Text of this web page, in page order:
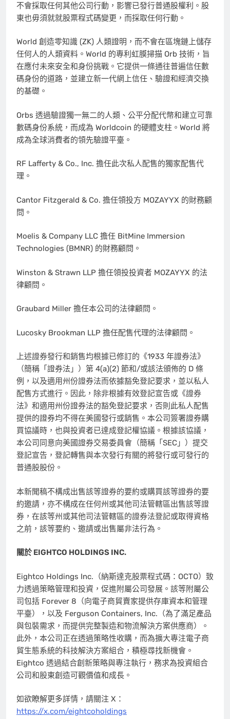
不會採取任何其他公司行動，影響已發行普通股權利。股
東也毋須就就股票程式碼變更，而採取任何行動。
World 創造零知識 (ZK) 人類證明，而不會在區塊鏈上儲存
任何人的人類資料。World 的專利虹膜掃描 Orb 技術，旨
在應付未來安全和身份挑戰。它提供一條通往普遍信任數
碼身份的道路，並建立新一代網上信任、驗證和經濟交換
的基礎。
Orbs 透過驗證獨一無二的人類、公平分配代幣和建立可靠
數碼身份系統，而成為 Worldcoin 的硬體支柱。World 將
成為全球消費者的領先驗證平臺。
RF Lafferty & Co., Inc. 擔任此次私人配售的獨家配售代
理。
Cantor Fitzgerald & Co. 擔任領投方 MOZAYYX 的財務顧
問。
Moelis & Company LLC 擔任 BitMine Immersion
Technologies (BMNR) 的財務顧問。
Winston & Strawn LLP 擔任領投投資者 MOZAYYX 的法
律顧問。
Graubard Miller 擔任本公司的法律顧問。
Lucosky Brookman LLP 擔任配售代理的法律顧問。
上述證券發行和銷售均根據已修訂的《1933 年證券法》
（簡稱「證券法」）第 4(a)(2) 節和/或該法頒佈的 D 條
例，以及適用州份證券法而依據豁免登記要求，並以私人
配售方式進行。因此，除非根據有效登記宣告或《證券
法》和適用州份證券法的豁免登記要求，否則此私人配售
提供的證券均不得在美國發行或銷售。本公司簽署證券購
買協議時，也與投資者已達成登記權協議。根據該協議，
本公司同意向美國證券交易委員會（簡稱「SEC」）提交
登記宣告，登記轉售與本次發行有關的將發行或可發行的
普通股股份。
本新聞稿不構成出售該等證券的要約或購買該等證券的要
約邀請，亦不構成在任何州或其他司法管轄區出售該等證
券，在該等州或其他司法管轄區的證券法登記或取得資格
之前，該等要約、邀請或出售屬非法行為。
關於 EIGHTCO HOLDINGS INC.
Eightco Holdings Inc.（納斯達克股票程式碼：OCTO）致
力透過策略管理和投資，促進附屬公司發展。該等附屬公
司包括 Forever 8（向電子商貿賣家提供存庫資本和管理
平臺），以及 Ferguson Containers, Inc.（為了滿足產品
與包裝需求，而提供完整製造和物流解決方案供應商）。
此外，本公司正在透過策略性收購，而為擴大專注電子商
貿生態系統的科技解決方案組合，積極尋找新機會。
Eightco 透過結合創新策略與專注執行，務求為投資組合
公司和股東創造可觀價值和成長。
如欲瞭解更多詳情，請關注 X：
https://x.com/eightcoholdings